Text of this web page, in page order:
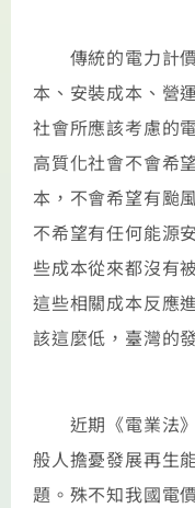
傳統的電力計價
本、安裝成本、營
社會所應該考慮的
高質化社會不會希
本，不會希望有颱
不希望有任何能源
些成本從來都沒有
這些相關成本反應
該這麼低，臺灣的
近期《電業法》
般人擔憂發展再生
題。殊不知我國電